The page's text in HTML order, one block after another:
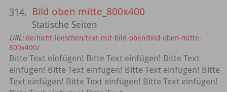
314. Bild oben mitte_800x400
Statische Seiten
URL: de/nicht-loeschen/text-mit-bild-oben/bild-oben-mitte-
800x400/
Bitte Text einfügen! Bitte Text einfügen! Bitte Text
einfügen! Bitte Text einfügen! Bitte Text einfügen! Bitte
Text einfügen! Bitte Text einfügen! Bitte Text einfügen!